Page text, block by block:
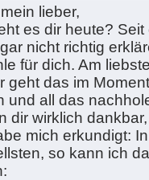
lieber,
es dir heute?
nicht richtig
für dich. Am
geht das im
und all das
dir wirklich
mich erkundigt:
so kann ich